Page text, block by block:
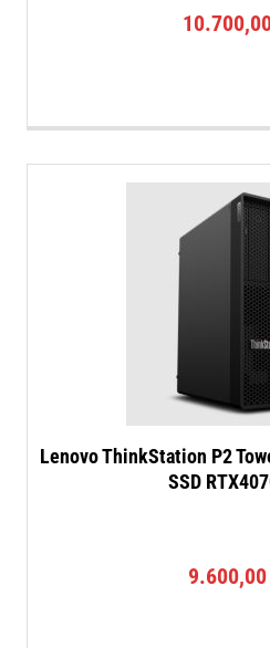
Lenovo ThinkStation P2
SSD
9.600,00